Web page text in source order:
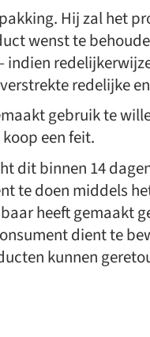
Hij zal het
wenst te
redelijke
gebruik te
een feit.
dit binnen 14
te doen middels
heeft gemaakt
dient te
kunnen